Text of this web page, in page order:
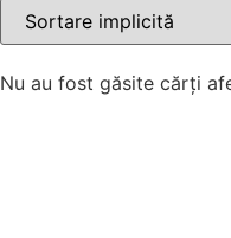
Nu au fost găsite cărți